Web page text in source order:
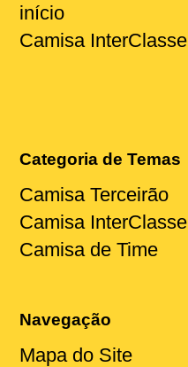
início
Camisa InterClasse
Categoria de Temas
Camisa Terceirão
Camisa InterClasse
Camisa de Time
Navegação
Mapa do Site